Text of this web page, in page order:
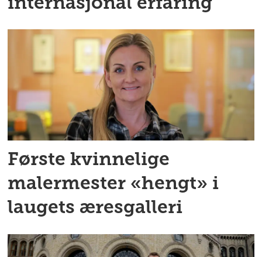
internasjonal erfaring
Første kvinnelige
malermester «hengt» i
laugets æresgalleri